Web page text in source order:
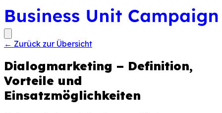
← Zurück zur Übersicht
Dialogmarketing – Definition,
Vorteile und
Einsatzmöglichkeiten